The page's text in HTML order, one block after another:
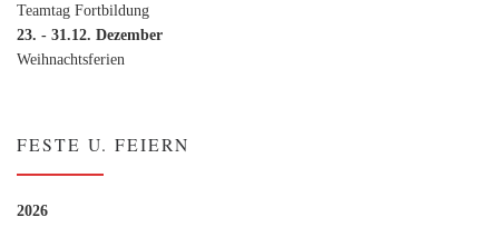
Teamtag Fortbildung
23. - 31.12. Dezember
Weihnachtsferien
FESTE U. FEIERN
2026